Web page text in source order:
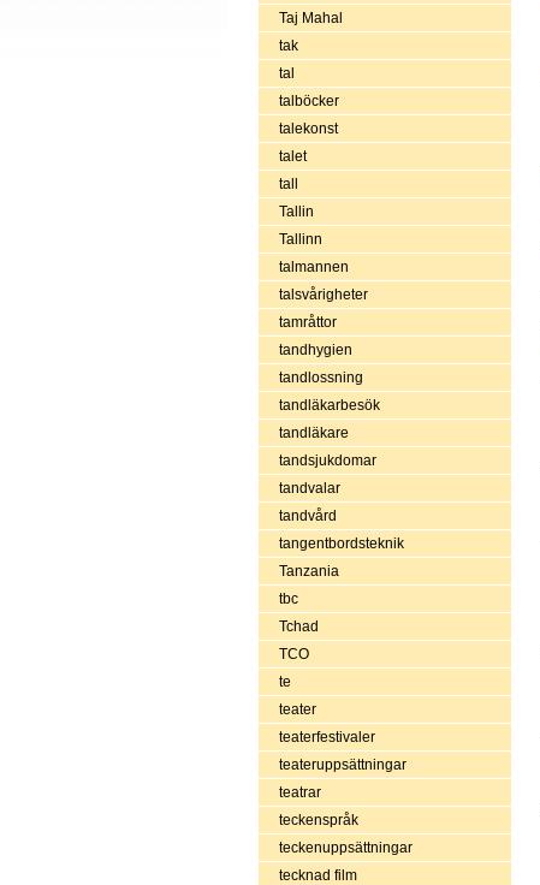
Taj Mahal
tak
tal
talböcker
talekonst
talet
tall
Tallin
Tallinn
talmannen
talsvårigheter
tamråttor
tandhygien
tandlossning
tandläkarbesök
tandläkare
tandsjukdomar
tandvalar
tandvård
tangentbordsteknik
Tanzania
tbc
Tchad
TCO
te
teater
teaterfestivaler
teateruppsättningar
teatrar
teckenspråk
teckenuppsättningar
tecknad film